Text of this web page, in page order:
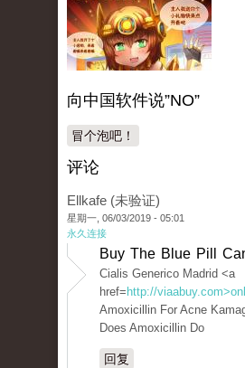
向中国软件说”NO”
冒个泡吧！
评论
Ellkafe (未验证)
星期一, 06/03/2019 - 05:01
永久连接
Buy The Blue Pill
Cialis Generico Madrid <a
href= http://
Amoxicillin For Acne
Does Amoxicillin Do
回复